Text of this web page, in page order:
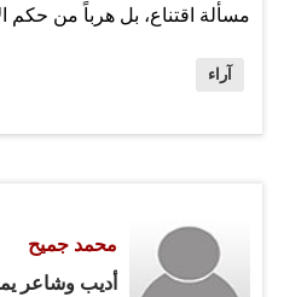
مسألة اقتناع، بل هرباً من حكم
فتاة سعودية تنصرت، فهذا
عموماً، سواء كانت قصة الفتاة
فنحن نلاحظ في الفترة الحالية
آراء
محمد جميح
أديب وشاعر